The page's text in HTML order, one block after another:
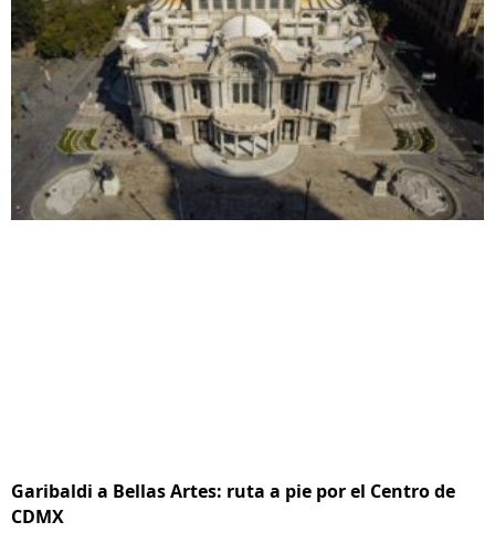
Garibaldi a Bellas Artes: ruta a pie por el Centro de
CDMX